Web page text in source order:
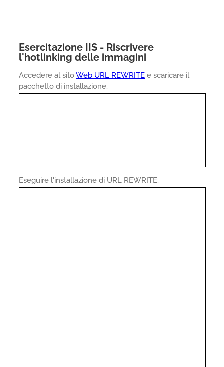
Esercitazione IIS - Riscrivere
l'hotlinking delle immagini
Accedere al sitoWeb URL REWRITE e scaricare il
pacchetto di installazione.
Eseguire l'installazione di URL REWRITE.